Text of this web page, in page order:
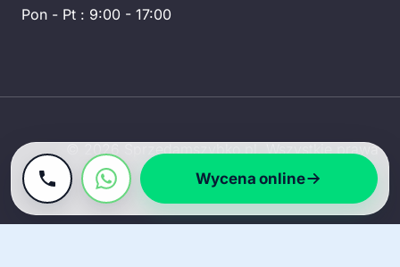
Pon - Pt : 9:00 - 17:00
© 2026 Sprzedamszybko.pl. Wszystkie prawa
zastrzeżone.
Wycena online